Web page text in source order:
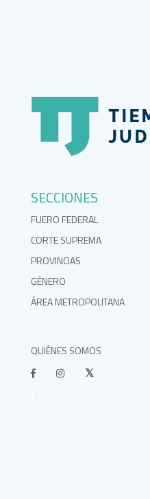
SECCIONES
FUERO FEDERAL
CORTE SUPREMA
PROVINCIAS
GÉNERO
ÁREA METROPOLITANA
QUIÉNES SOMOS